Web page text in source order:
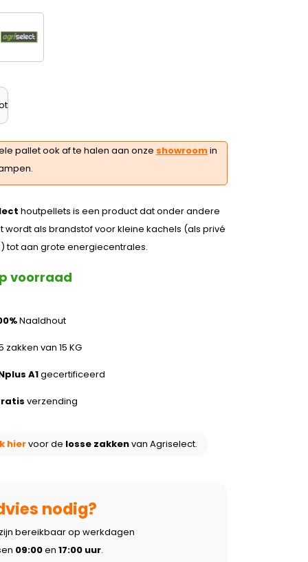
pallet ook af te halen aan onze showroomin
houtpellets is een product dat onder andere
wordt als brandstof voor kleine kachels (als privé
tot aan grote energiecentrales.
voorraad
Naaldhout
zakken van 15 KG
A1gecertificeerd
verzending
hiervoor de losse zakkenvan Agriselect.
nodig?
bereikbaar op werkdagen
09:00en 17:00 uur.